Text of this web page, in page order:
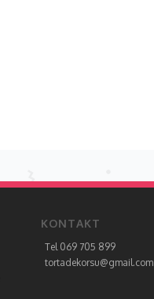
KONTAKT
Tel 069 705 899
tortadekorsu@gmail.com